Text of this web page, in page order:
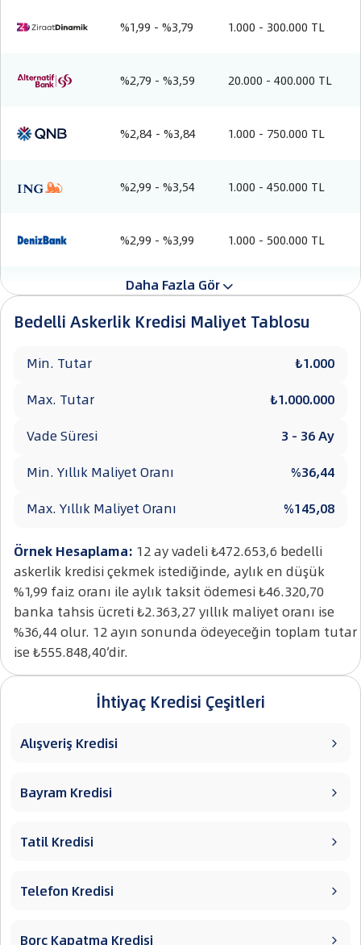
%1,99 - %3,79 1.000 - 300.000 TL
%2,79 - %3,59 20.000 - 400.000 TL
%2,84 - %3,84 1.000 - 750.000 TL
%2,99 - %3,54 1.000 - 450.000 TL
%2,99 - %3,99 1.000 - 500.000 TL
%3,09 3.000 - 500.000 TL
Daha Fazla Gör
Bedelli Askerlik Kredisi Maliyet Tablosu
₺1.000
₺1.000.000
3 - 36 Ay
%36,44
%145,08
Örnek Hesaplama: 12 ay vadeli ₺472.653,6 bedelli
askerlik kredisi çekmek istediğinde, aylık en düşük
%1,99 faiz oranı ile aylık taksit ödemesi ₺46.320,70
banka tahsis ücreti ₺2.363,27 yıllık maliyet oranı ise
%36,44 olur. 12 ayın sonunda ödeyeceğin toplam tutar
ise ₺555.848,40’dir.
İhtiyaç Kredisi Çeşitleri
Alışveriş Kredisi 
Bayram Kredisi 
Tatil Kredisi 
Telefon Kredisi 
Borç Kapatma Kredisi 